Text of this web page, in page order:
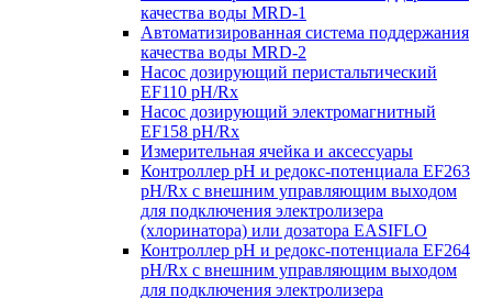
качества воды MRD-1
Автоматизированная система поддержания
качества воды MRD-2
Насос дозирующий перистальтический
EF110 pH/Rx
Насос дозирующий электромагнитный
EF158 pH/Rx
Измерительная ячейка и аксессуары
Контроллер рН и редокс-потенциала EF263
pH/Rx с внешним управляющим выходом
для подключения электролизера
(хлоринатора) или дозатора EASIFLO
Контроллер рН и редокс-потенциала EF264
pH/Rx с внешним управляющим выходом
для подключения электролизера